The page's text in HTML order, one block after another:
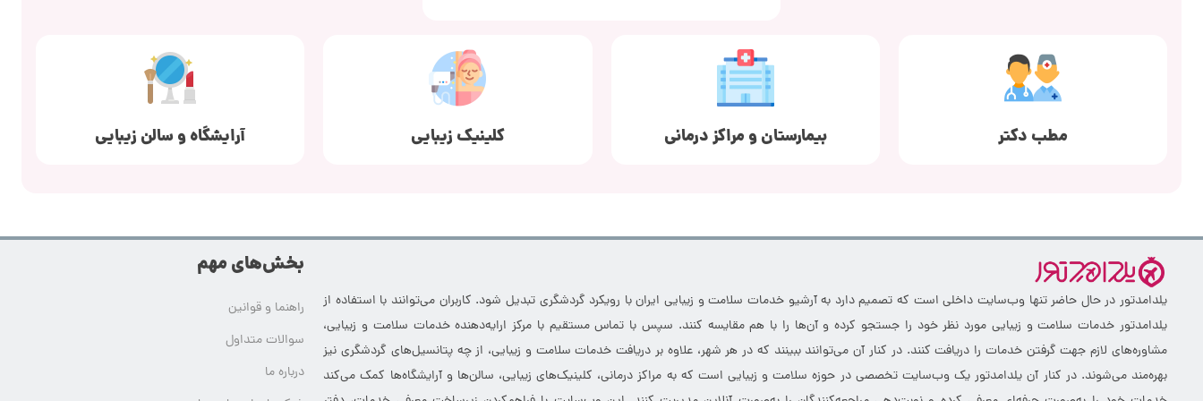
مطب دکتر بیمارستان و مراکز درمانی کلینیک زیبایی آرایشگاه و سالن زیبایی
یلدامدتور در حال حاضر تنها وب‌سایت داخلی است که تصمیم دارد به آرشیو خدمات سلامت و زیبایی ایران با رویکرد گردشگری تبدیل شود. کاربران می‌توانند با استفاده از
یلدامدتور خدمات سلامت و زیبایی مورد نظر خود را جستجو کرده و آن‌ها را با هم مقایسه کنند. سپس با تماس مستقیم با مرکز ارایه‌دهنده خدمات سلامت و زیبایی،
مشاوره‌های لازم جهت گرفتن خدمات را دریافت کنند. در کنار آن می‌توانند ببینند که در هر شهر، علاوه بر دریافت خدمات سلامت و زیبایی، از چه پتانسیل‌های گردشگری نیز
بهره‌مند می‌شوند. در کنار آن یلدامدتور یک وب‌سایت تخصصی در حوزه سلامت و زیبایی است که به مراکز درمانی، کلینیک‌های زیبایی، سالن‌ها و آرایشگاه‌ها کمک می‌کند
بخش‌های مهم
راهنما و قوانین
سوالات متداول
درباره ما